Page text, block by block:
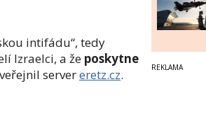
intifádu“, tedy
Izraelci, a že poskytne
servereretz.cz.